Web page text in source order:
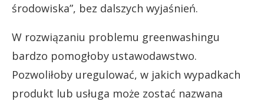
środowiska”, bez dalszych wyjaśnień.
W rozwiązaniu problemu greenwashingu
bardzo pomogłoby ustawodawstwo.
Pozwoliłoby uregulować, w jakich wypadkach
produkt lub usługa może zostać nazwana